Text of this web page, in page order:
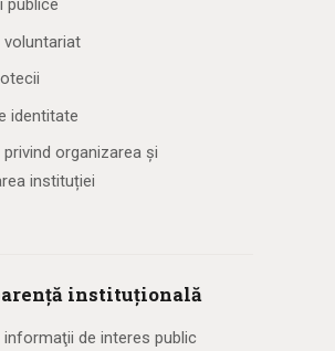
publice
voluntariat
identitate
privind organizarea și
instituției
instituțională
informaţii de interes public